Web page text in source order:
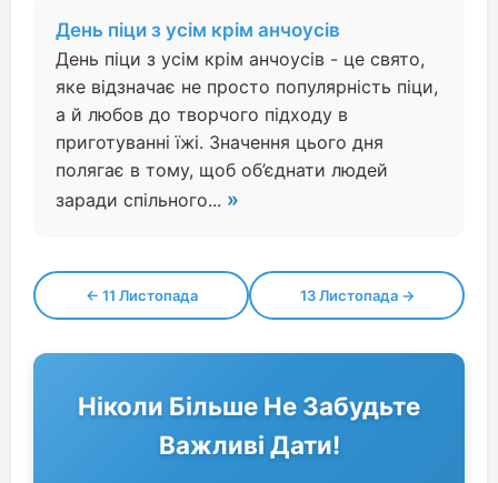
День піци з усім крім анчоусів
День піци з усім крім анчоусів - це свято,
яке відзначає не просто популярність піци,
а й любов до творчого підходу в
приготуванні їжі. Значення цього дня
полягає в тому, щоб об’єднати людей
заради спільного... »
← 11 Листопада 13 Листопада →
Ніколи Більше Не Забудьте
Важливі Дати!